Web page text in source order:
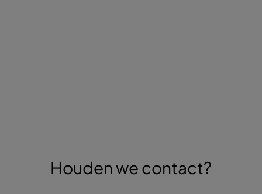
Houden we contact?